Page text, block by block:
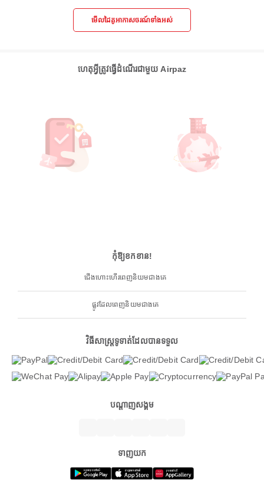
មើលដៃគូអាកាសចរណ៍ទាំងអស់
ហេតុអ្វីត្រូវធ្វើដំណើរជាមួយ Airpaz
កុំឱ្យខកខាន!
ជើងហោះហើរពេញនិយមជាងគេ
ផ្លូវដែលពេញនិយមជាងគេ
វិធីសាស្ត្រទូទាត់ដែលបានទទួល
បណ្តាញសង្គម
ទាញយក